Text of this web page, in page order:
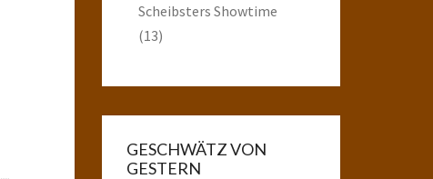
Scheibsters Showtime
(13)
GESCHWÄTZ VON
GESTERN